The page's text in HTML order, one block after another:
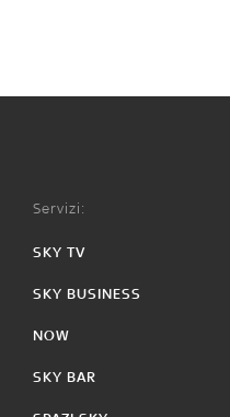
Servizi:
SKY TV
SKY BUSINESS
NOW
SKY BAR